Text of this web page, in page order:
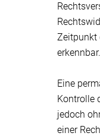
Zeitpunkt
erkennbar.
Eine
Kontrolle
jedoch
einer